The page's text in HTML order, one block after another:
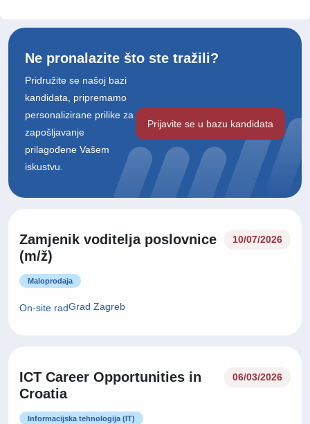
Ne pronalazite što ste tražili?
Pridružite se našoj bazi
kandidata, pripremamo
personalizirane prilike za
zapošljavanje
prilagođene Vašem
iskustvu.
Prijavite se u bazu kandidata
Zamjenik voditelja poslovnice
(m/ž)
10/07/2026
Maloprodaja
On-site radGrad Zagreb
ICT Career Opportunities in
Croatia
06/03/2026
Informacijska tehnologija (IT)